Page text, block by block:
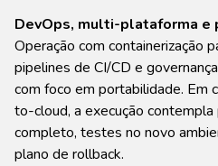
DevOps, multi-plataforma e
Operação com containerização
pipelines de CI/CD e
com foco em portabilidade. Em
to-cloud, a execução contempla
completo, testes no novo
plano de rollback.